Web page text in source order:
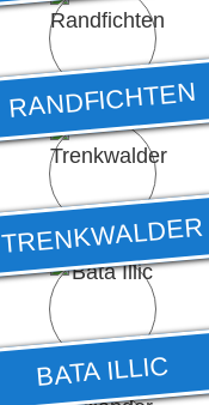
RANDFICHTEN
TRENKWALDER
BATA ILLIC